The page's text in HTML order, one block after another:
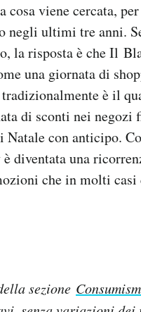
viene cercata,
negli ultimi tre anni.
la risposta è che Il
una giornata di
è il
di sconti nei negozi
Natale con anticipo.
diventata una
che in molti casi
sezione